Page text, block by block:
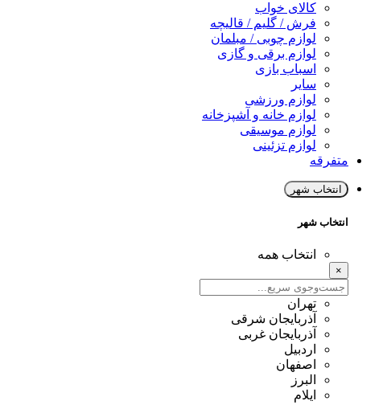
کالای خواب
فرش / گلیم / قالیچه
لوازم چوبی / مبلمان
لوازم برقی و گازی
اسباب بازی
سایر
لوازم ورزشی
لوازم خانه و آشپزخانه
لوازم موسیقی
لوازم تزئینی
متفرقه
انتخاب شهر
انتخاب شهر
انتخاب همه
×
تهران
آذربایجان شرقی
آذربایجان غربی
اردبیل
اصفهان
البرز
ایلام